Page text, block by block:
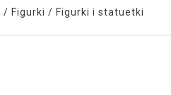
/ Figurki / Figurki i statuetki